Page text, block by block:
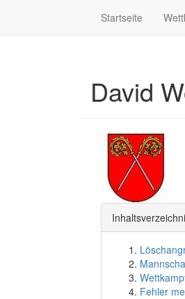
Startseite
David
Fehler